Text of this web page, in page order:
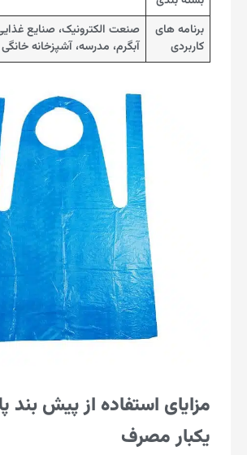
برنامه های
کاربردی
صنعت الکترونیک، صنایع
آبگرم، مدرسه، آشپزخانه
مزایای استفاده از پیش بند
یکبار مصرف